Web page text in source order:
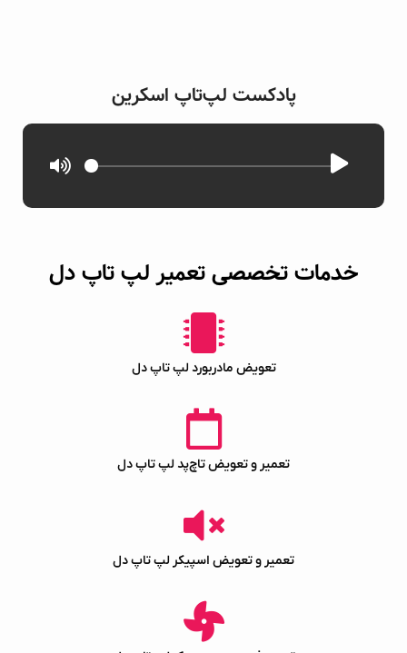
پادکست لپ‌تاپ اسکرین
خدمات تخصصی تعمیر لپ‌ تاپ دل
تعویض مادربورد لپ‌ تاپ دل
تعمیر و تعویض تاچ‌پد لپ‌ تاپ دل
تعمیر و تعویض اسپیکر لپ‌ تاپ دل